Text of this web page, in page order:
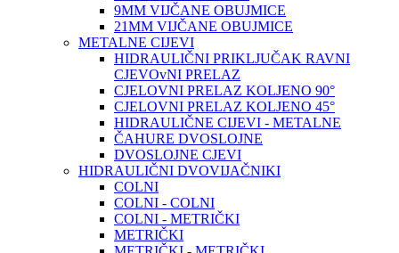
9MM VIJČANE OBUJMICE
21MM VIJČANE OBUJMICE
METALNE CIJEVI
HIDRAULIČNI PRIKLJUČAK RAVNI
CJEVOvNI PRELAZ
CJELOVNI PRELAZ KOLJENO 90°
CJELOVNI PRELAZ KOLJENO 45°
HIDRAULIČNE CIJEVI - METALNE
ČAHURE DVOSLOJNE
DVOSLOJNE CJEVI
HIDRAULIČNI DVOVIJAČNIKI
COLNI
COLNI - COLNI
COLNI - METRIČKI
METRIČKI